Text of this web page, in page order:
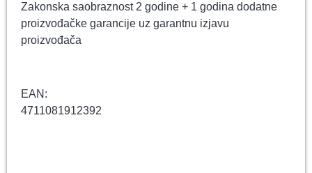
Zakonska saobraznost 2 godine + 1 godina dodatne
proizvođačke garancije uz garantnu izjavu
proizvođača
EAN:
4711081912392